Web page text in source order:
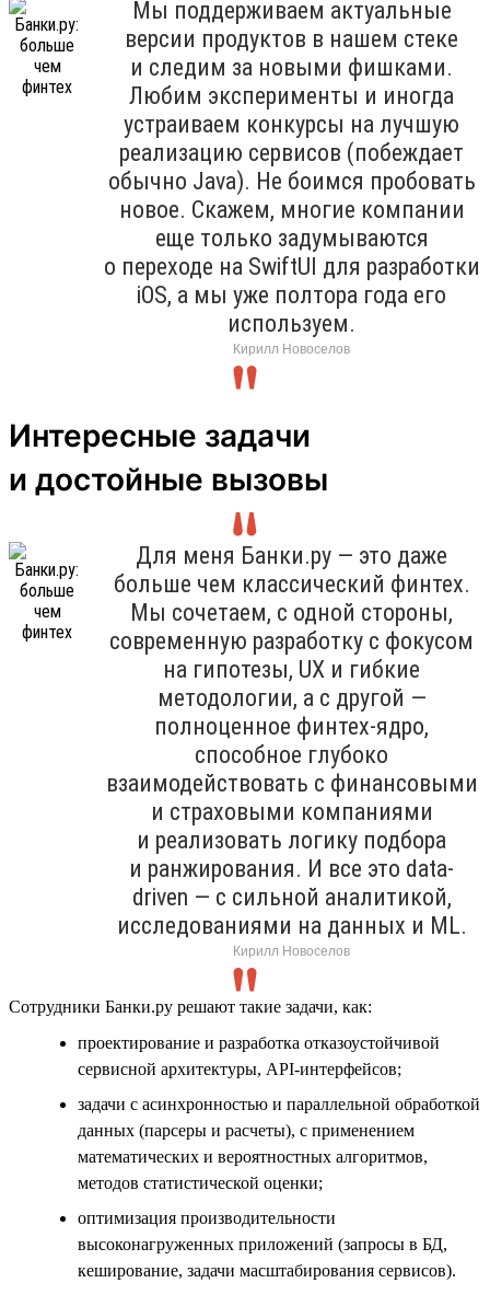
Мы поддерживаем актуальные
версии продуктов в нашем стеке
и следим за новыми фишками.
Любим эксперименты и иногда
устраиваем конкурсы на лучшую
реализацию сервисов (побеждает
обычно Java). Не боимся пробовать
новое. Скажем, многие компании
еще только задумываются
о переходе на SwiftUI для разработки
iOS, а мы уже полтора года его
используем.
Кирилл Новоселов
Интересные задачи
и достойные вызовы
Для меня Банки.ру — это даже
больше чем классический финтех.
Мы сочетаем, с одной стороны,
современную разработку с фокусом
на гипотезы, UX и гибкие
методологии, а с другой —
полноценное финтех-ядро,
способное глубоко
взаимодействовать с финансовыми
и страховыми компаниями
и реализовать логику подбора
и ранжирования. И все это data-
driven — с сильной аналитикой,
исследованиями на данных и ML.
Кирилл Новоселов
Сотрудники Банки.ру решают такие задачи, как:
проектирование и разработка отказоустойчивой
сервисной архитектуры, API-интерфейсов;
задачи с асинхронностью и параллельной обработкой
данных (парсеры и расчеты), с применением
математических и вероятностных алгоритмов,
методов статистической оценки;
оптимизация производительности
высоконагруженных приложений (запросы в БД,
кеширование, задачи масштабирования сервисов).